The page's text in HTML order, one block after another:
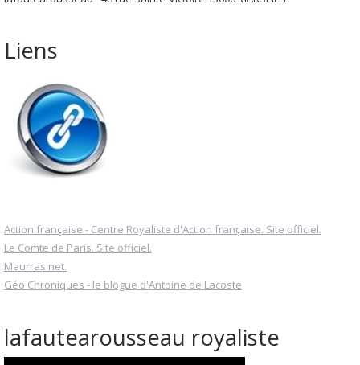
Liens
Action française - Centre Royaliste d'Action française. Site officiel.
Le Comte de Paris. Site officiel.
Maurras.net.
Géo Chroniques - le blogue d'Antoine de Lacoste
lafautearousseau royaliste